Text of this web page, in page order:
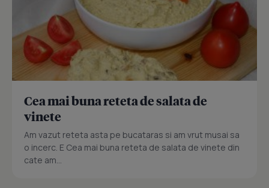
Cea mai buna reteta de salata de
vinete
Am vazut reteta asta pe bucataras si am vrut musai sa
o incerc. E Cea mai buna reteta de salata de vinete din
cate am...